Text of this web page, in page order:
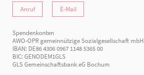
Anruf E-Mail
Spendenkonten
AWO-OPR gemeinnützige Sozialgesellschaft mbH
IBAN: DE86 4306 0967 1148 5365 00
BIC: GENODEM1GLS
GLS Gemeinschaftsbank eG Bochum